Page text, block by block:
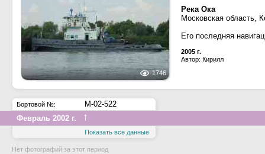
1746
Река Ока
Московская область,
Его последняя
2005 г.
Автор: Кирилл
Бортовой №:
М-02-522
Февраль 2002 г.
↑
Показать все данные
Нет фотографий за этот период